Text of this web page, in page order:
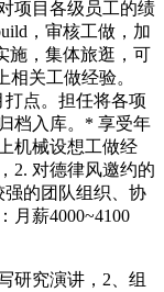
项目各级员工的绩
，审核工做，加
施，集体旅逛，可
关工做经验。
点。担任将各项
档入库。* 享受年
机械设想工做经
2. 对德律风邀约的
的团队组织、协
月薪4000~4100
究演讲，2、组